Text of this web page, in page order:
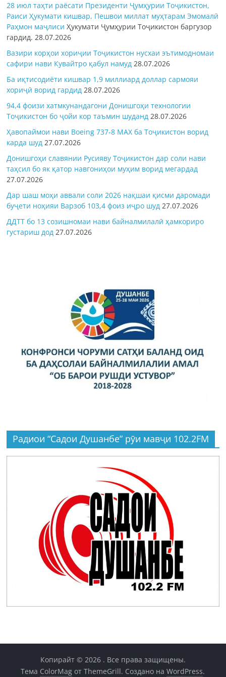
28 июл таҳти раёсати Президенти Ҷумҳурии Тоҷикистон,
Раиси Ҳукумати кишвар, Пешвои миллат муҳтарам Эмомалӣ
Раҳмон маҷлисиҲукумати Ҷумҳурии Тоҷикистон баргузор
гардид.28.07.2026
Вазири корҳои хориҷии Тоҷикистон нусхаи эътимодномаи
сафири нави Кувайтро қабул намуд 28.07.2026
Ба иқтисодиёти кишвар 1,9 миллиард доллар сармояи
хориҷӣ ворид гардид 28.07.2026
94,4 фоизи хатмкунандагони Донишгоҳи технологии
Тоҷикистон бо ҷойи кор таъмин шуданд 28.07.2026
Ҳавопаймои нави Boeing 737-8 MAX ба Тоҷикистон ворид
карда шуд 27.07.2026
Донишгоҳи славянии Русияву Тоҷикистон дар соли нави
таҳсил бо як қатор навгониҳои муҳим ворид мегардад
27.07.2026
Дар шаш моҳи аввали соли 2026 нақшаи қисми даромади
буҷети ноҳияи Варзоб 103,4 фоиз иҷро шуд 27.07.2026
ДДТТ бо 13 созишномаи нави байналмилалӣ ҳамкориро
густариш дод 27.07.2026
Радиои “Садои Душанбе” рӯи мавҷи 102.2FM
Копирайт © 2026 . Все права защищены.
Тема ColorMag от ThemeGrill. Создано наWordPress.